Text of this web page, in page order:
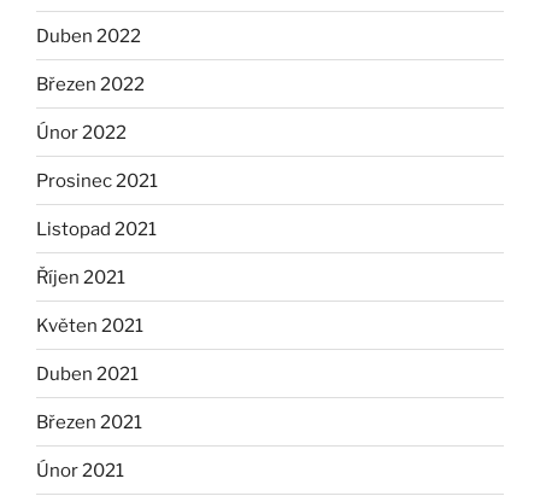
Duben 2022
Březen 2022
Únor 2022
Prosinec 2021
Listopad 2021
Říjen 2021
Květen 2021
Duben 2021
Březen 2021
Únor 2021